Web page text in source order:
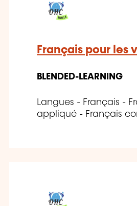
Français pour les
BLENDED-LEARNING
Langues - Français -
appliqué - Français